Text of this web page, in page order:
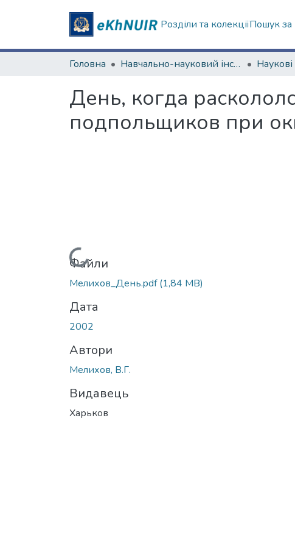
Розділи та колекціїПошук за
Головна Навчально-науковий інститут міжнародної освіти
День, когда
подпольщиков при
Вантажиться...
Файли
Мелихов_День.pdf(1,84 MB)
Дата
2002
Автори
Мелихов, В.Г.
Видавець
Харьков